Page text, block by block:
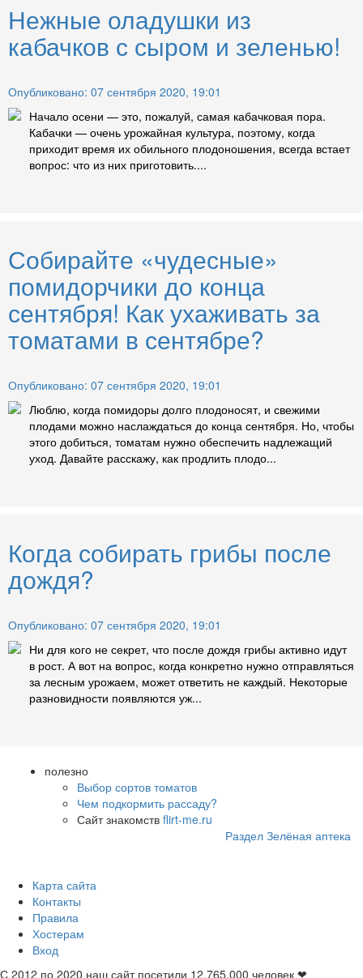
Нежные оладушки из
кабачков с сыром и зеленью!
Опубликовано: 07 сентября 2020, 19:01
Начало осени — это, пожалуй, самая кабачковая пора.
Кабачки — очень урожайная культура, поэтому, когда
приходит время их обильного плодоношения, всегда встает
вопрос: что из них приготовить....
Собирайте «чудесные»
помидорчики до конца
сентября! Как ухаживать за
томатами в сентябре?
Опубликовано: 07 сентября 2020, 19:01
Люблю, когда помидоры долго плодоносят, и свежими
плодами можно наслаждаться до конца сентября. Но, чтобы
этого добиться, томатам нужно обеспечить надлежащий
уход. Давайте расскажу, как продлить плодо...
Когда собирать грибы после
дождя?
Опубликовано: 07 сентября 2020, 19:01
Ни для кого не секрет, что после дождя грибы активно идут
в рост. А вот на вопрос, когда конкретно нужно отправляться
за лесным урожаем, может ответить не каждый. Некоторые
разновидности появляются уж...
полезно
Выбор сортов томатов
Чем подкормить рассаду?
Сайт знакомств flirt-me.ru
Раздел Зелёная аптека
Карта сайта
Контакты
Правила
Хостерам
Вход
С 2012 по 2020 наш сайт посетили 12.765.000 человек ❤